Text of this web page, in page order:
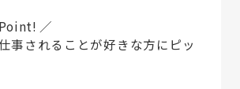
／
事されることが好きな方にピッ